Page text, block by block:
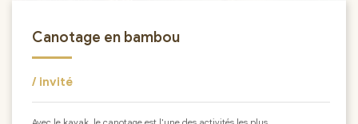
Canotage en bambou
/ invité